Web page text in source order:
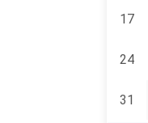
17
24
31